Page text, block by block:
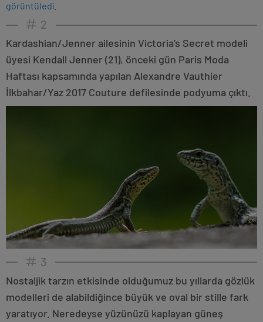
2
Kardashian/Jenner ailesinin Victoria’s Secret modeli
üyesi Kendall Jenner (21), önceki gün Paris Moda
Haftası kapsamında yapılan Alexandre Vauthier
İlkbahar/Yaz 2017 Couture defilesinde podyuma çıktı.
3
Nostaljik tarzın etkisinde olduğumuz bu yıllarda gözlük
modelleri de alabildiğince büyük ve oval bir stille fark
yaratıyor. Neredeyse yüzünüzü kaplayan güneş